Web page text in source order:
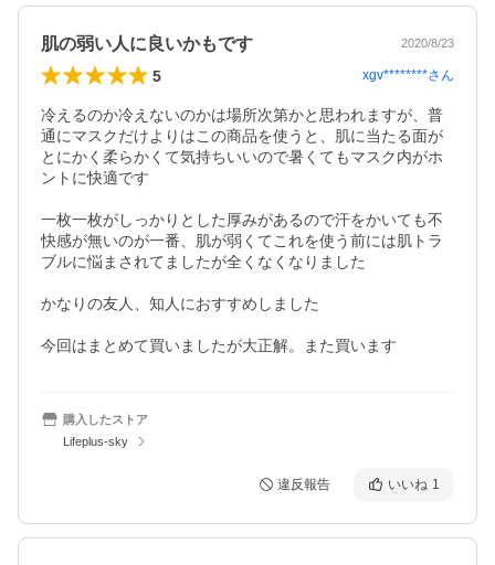
肌の弱い人に良いかもです 2020/8/23
5 xgv********さん
冷えるのか冷えないのかは場所次第かと思われますが、普
通にマスクだけよりはこの商品を使うと、肌に当たる面が
とにかく柔らかくて気持ちいいので暑くてもマスク内がホ
ントに快適です
一枚一枚がしっかりとした厚みがあるので汗をかいても不
快感が無いのが一番、肌が弱くてこれを使う前には肌トラ
ブルに悩まされてましたが全くなくなりました
かなりの友人、知人におすすめしました
今回はまとめて買いましたが大正解。また買います
購入したストア
Lifeplus-sky
違反報告 いいね 1